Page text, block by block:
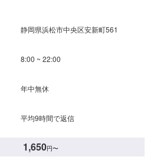
静岡県浜松市中央区安新町561
8:00 ~ 22:00
年中無休
平均9時間で返信
1,650円〜